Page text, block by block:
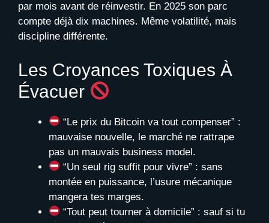
par mois avant de réinvestir. En 2025 son parc
compte déjà dix machines. Même volatilité, mais
discipline différente.
Les Croyances Toxiques À
Évacuer
“Le prix du Bitcoin va tout compenser” :
mauvaise nouvelle, le marché ne rattrape
pas un mauvais business model.
“Un seul rig suffit pour vivre” : sans
montée en puissance, l’usure mécanique
mangera tes marges.
“Tout peut tourner à domicile” : sauf si tu